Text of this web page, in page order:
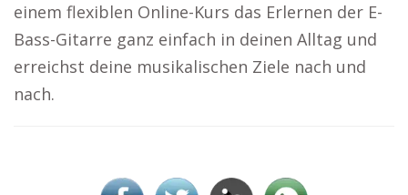
einem flexiblen Online-Kurs das Erlernen der E-
Bass-Gitarre ganz einfach in deinen Alltag und
erreichst deine musikalischen Ziele nach und
nach.